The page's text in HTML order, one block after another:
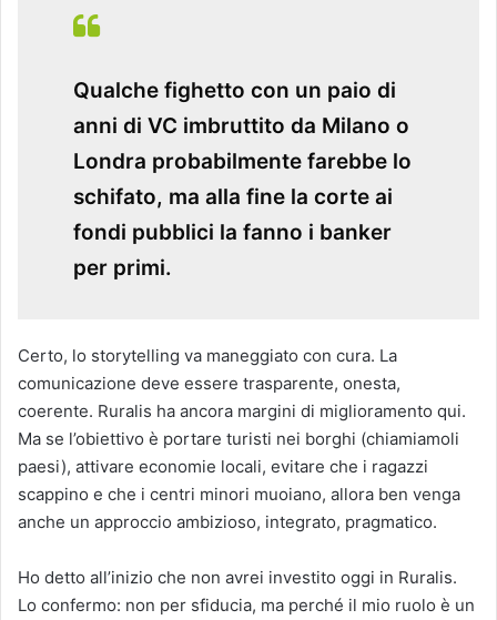
Qualche fighetto con un paio di
anni di VC imbruttito da Milano o
Londra probabilmente farebbe lo
schifato, ma alla fine la corte ai
fondi pubblici la fanno i banker
per primi.
Certo, lo storytelling va maneggiato con cura. La
comunicazione deve essere trasparente, onesta,
coerente. Ruralis ha ancora margini di miglioramento qui.
Ma se l’obiettivo è portare turisti nei borghi (chiamiamoli
paesi), attivare economie locali, evitare che i ragazzi
scappino e che i centri minori muoiano, allora ben venga
anche un approccio ambizioso, integrato, pragmatico.
Ho detto all’inizio che non avrei investito oggi in Ruralis.
Lo confermo: non per sfiducia, ma perché il mio ruolo è un